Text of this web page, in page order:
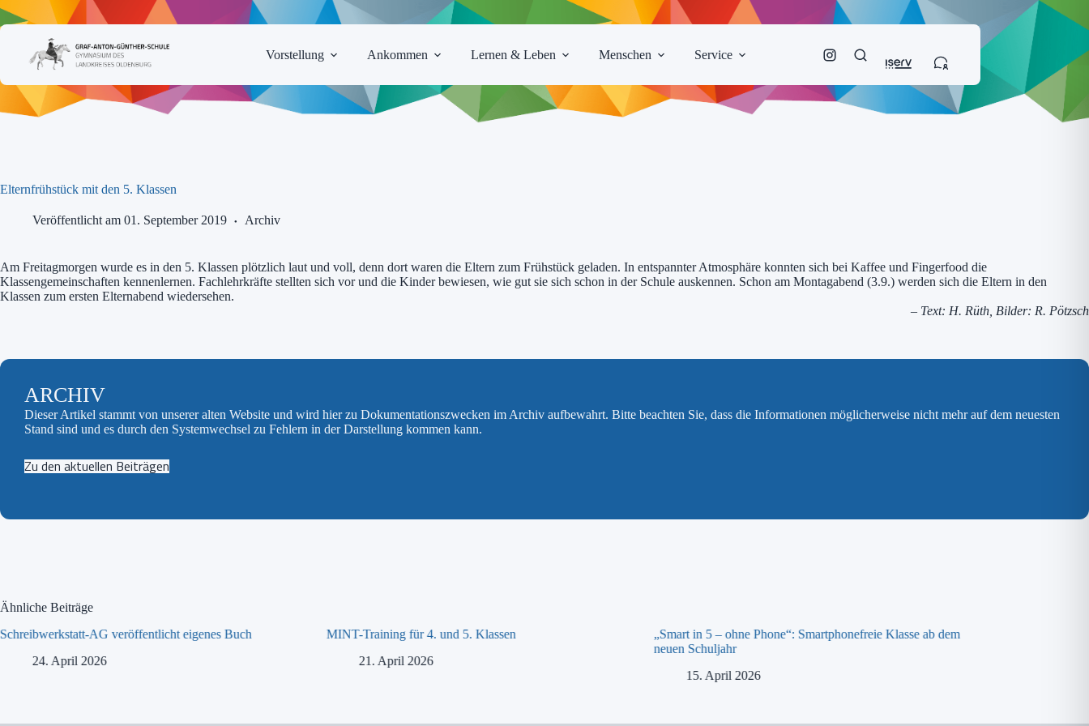
Zum
Inhalt
Vorstellung
Ankommen Lernen & Leben Menschen Service
Elternfrühstück mit den 5. Klassen
Veröffentlicht am 01. September 2019 Archiv
Am Freitagmorgen wurde es in den 5. Klassen plötzlich laut und voll, denn dort waren die Eltern zum Frühstück geladen. In entspannter Atmosphäre konnten sich bei Kaffee und Fingerfood die
Klassengemeinschaften kennenlernen. Fachlehrkräfte stellten sich vor und die Kinder bewiesen, wie gut sie sich schon in der Schule auskennen. Schon am Montagabend (3.9.) werden sich die Eltern in den
Klassen zum ersten Elternabend wiedersehen.
– Text: H. Rüth, Bilder: R. Pötzsch
ARCHIV
Dieser Artikel stammt von unserer alten Website und wird hier zu Dokumentationszwecken im Archiv aufbewahrt. Bitte beachten Sie, dass die Informationen möglicherweise nicht mehr auf dem neuesten
Stand sind und es durch den Systemwechsel zu Fehlern in der Darstellung kommen kann.
Zu den aktuellen Beiträgen
Ähnliche Beiträge
Schreibwerkstatt-AG veröffentlicht eigenes Buch
24. April 2026
MINT-Training für 4. und 5. Klassen
21. April 2026
„Smart in 5 – ohne Phone“: Smartphonefreie Klasse ab dem
neuen Schuljahr
15. April 2026